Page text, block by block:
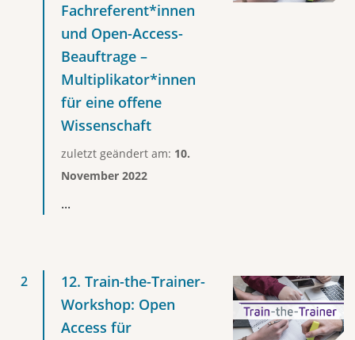
Fachreferent*innen
und Open-Access-
Beauftrage –
Multiplikator*innen
für eine offene
Wissenschaft
zuletzt geändert am: 10.
November 2022
...
12. Train-the-Trainer-
Workshop: Open
Access für